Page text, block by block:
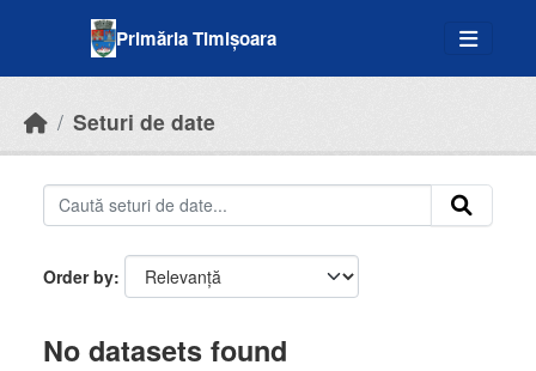
Primăria Timișoara
Seturi de date
Order by
No datasets found